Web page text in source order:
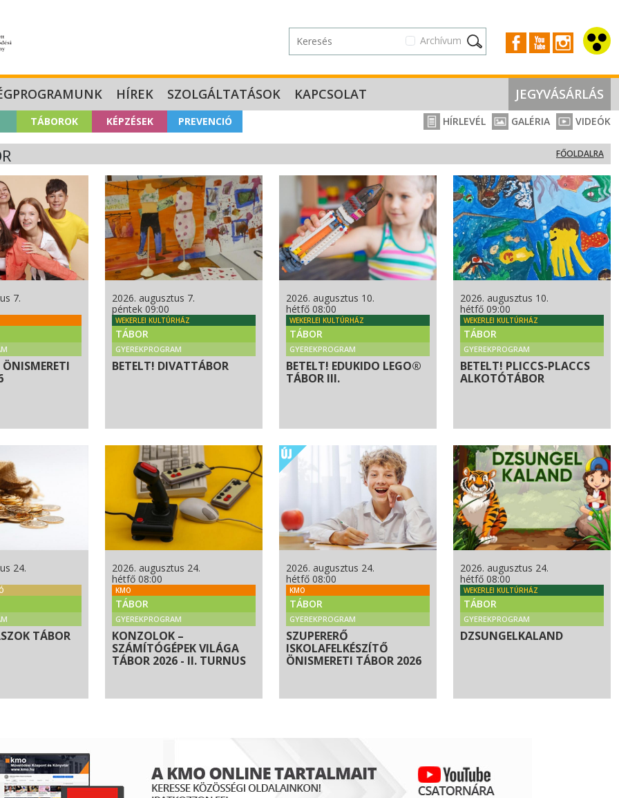
Archívum
HÍREK SZOLGÁLTATÁSOK KAPCSOLAT JEGYVÁSÁRLÁS
TÁBOROK KÉPZÉSEK PREVENCIÓ HÍRLEVÉL GALÉRIA VIDEÓK
FŐOLDALRA
7.
ÖNISMERETI
2026. augusztus 7.
péntek 09:00
WEKERLEI KULTÚRHÁZ
TÁBOR
GYEREKPROGRAM
BETELT! DIVATTÁBOR
2026. augusztus 10.
hétfő 08:00
WEKERLEI KULTÚRHÁZ
TÁBOR
GYEREKPROGRAM
BETELT! EDUKIDO LEGO®
TÁBOR III.
2026. augusztus 10.
hétfő 09:00
WEKERLEI KULTÚRHÁZ
TÁBOR
GYEREKPROGRAM
BETELT! PLICCS-PLACCS
ALKOTÓTÁBOR
24.
TÁBOR
2026. augusztus 24.
hétfő 08:00
KMO
TÁBOR
GYEREKPROGRAM
KONZOLOK –
SZÁMÍTÓGÉPEK VILÁGA
TÁBOR 2026 - II. TURNUS
2026. augusztus 24.
hétfő 08:00
KMO
TÁBOR
GYEREKPROGRAM
SZUPERERŐ
ISKOLAFELKÉSZÍTŐ
ÖNISMERETI TÁBOR 2026
2026. augusztus 24.
hétfő 08:00
WEKERLEI KULTÚRHÁZ
TÁBOR
GYEREKPROGRAM
DZSUNGELKALAND